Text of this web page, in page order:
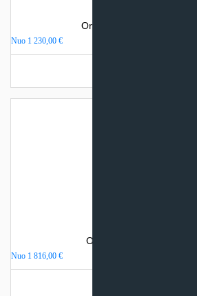
Oro kondicionierius Haier
Nuo 1 230,00 €
Oro kondicionierius Haier
Nuo 1 816,00 €